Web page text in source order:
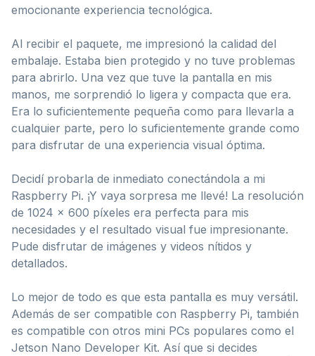
emocionante experiencia tecnológica.
Al recibir el paquete, me impresionó la calidad del
embalaje. Estaba bien protegido y no tuve problemas
para abrirlo. Una vez que tuve la pantalla en mis
manos, me sorprendió lo ligera y compacta que era.
Era lo suficientemente pequeña como para llevarla a
cualquier parte, pero lo suficientemente grande como
para disfrutar de una experiencia visual óptima.
Decidí probarla de inmediato conectándola a mi
Raspberry Pi. ¡Y vaya sorpresa me llevé! La resolución
de 1024 x 600 píxeles era perfecta para mis
necesidades y el resultado visual fue impresionante.
Pude disfrutar de imágenes y videos nítidos y
detallados.
Lo mejor de todo es que esta pantalla es muy versátil.
Además de ser compatible con Raspberry Pi, también
es compatible con otros mini PCs populares como el
Jetson Nano Developer Kit. Así que si decides